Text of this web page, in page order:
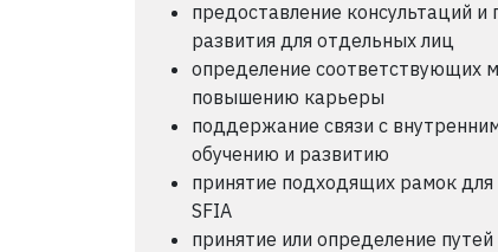
предоставление консультаций
развития для отдельных лиц
определение соответствующих
повышению карьеры
поддержание связи с
обучению и развитию
принятие подходящих рамок
SFIA
принятие или определение